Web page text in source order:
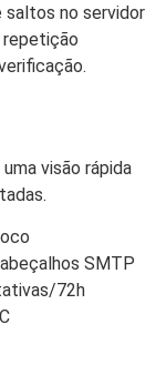
no servidor
visão rápida
SMTP
72h